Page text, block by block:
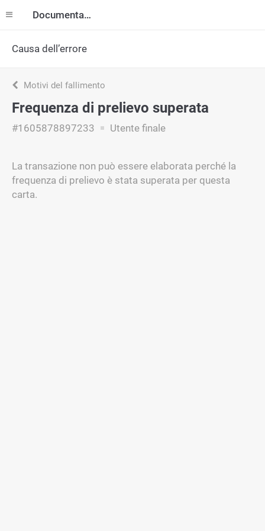
Documentazione
Causa dell’errore
Motivi del fallimento
Frequenza di prelievo superata
#1605878897233 Utente finale
La transazione non può essere elaborata perché la
frequenza di prelievo è stata superata per questa
carta.